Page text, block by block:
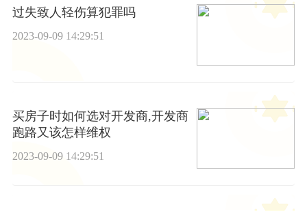
过失致人轻伤算犯罪吗
2023-09-09 14:29:51
买房子时如何选对开发商,开发商
跑路又该怎样维权
2023-09-09 14:29:51